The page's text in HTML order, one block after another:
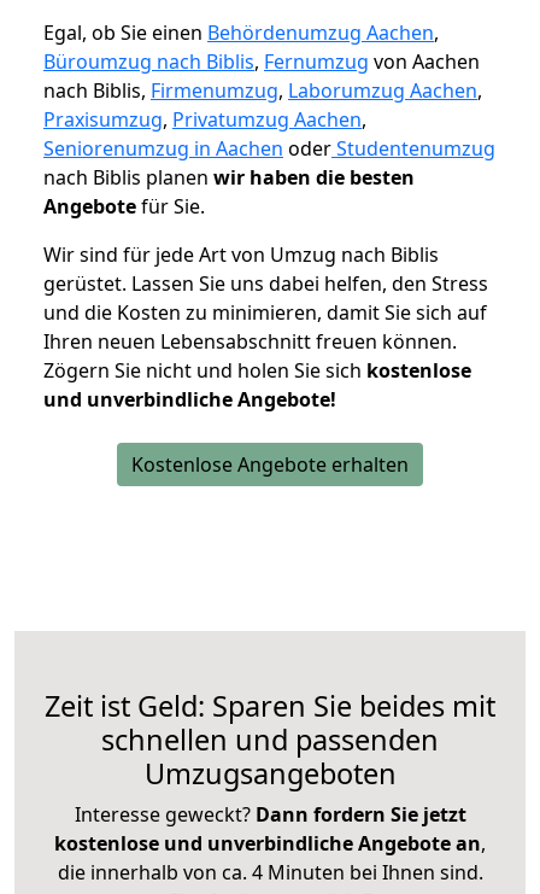
Egal, ob Sie einen Behördenumzug Aachen,
Büroumzug nach Biblis, Fernumzug von Aachen
nach Biblis, Firmenumzug, Laborumzug Aachen,
Praxisumzug, Privatumzug Aachen,
Seniorenumzug in Aachen oderStudentenumzug
nach Biblis planen wir haben die besten
Angebotefür Sie.
Wir sind für jede Art von Umzug nach Biblis
gerüstet. Lassen Sie uns dabei helfen, den Stress
und die Kosten zu minimieren, damit Sie sich auf
Ihren neuen Lebensabschnitt freuen können.
Zögern Sie nicht und holen Sie sich kostenlose
und unverbindliche Angebote!
Kostenlose Angebote erhalten
Zeit ist Geld: Sparen Sie beides mit
schnellen und passenden
Umzugsangeboten
Interesse geweckt? Dann fordern Sie jetzt
kostenlose und unverbindliche Angebote an,
die innerhalb von ca. 4 Minuten bei Ihnen sind.